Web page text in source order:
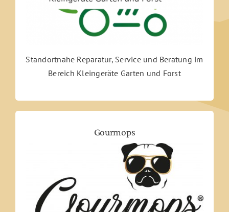
Standortnahe Reparatur, Service und Beratung im
Bereich Kleingeräte Garten und Forst
Gourmops